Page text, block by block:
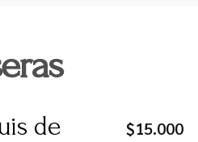
de
$15.000